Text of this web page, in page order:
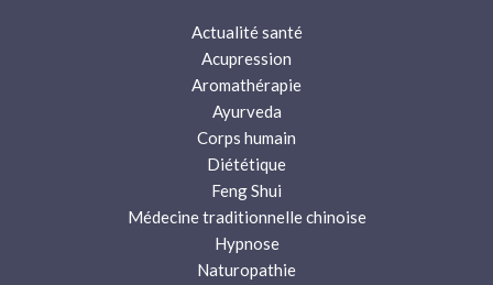
Actualité santé
Acupression
Aromathérapie
Ayurveda
Corps humain
Diététique
Feng Shui
Médecine traditionnelle chinoise
Hypnose
Naturopathie